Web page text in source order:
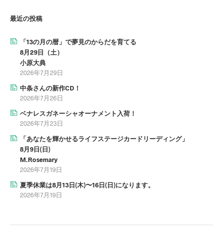
最近の投稿
「13の月の暦」で夢見のからだを育てる
8月29日（土）
小原大典
2026年7月29日
中条さんの新作CD！
2026年7月26日
ベナレスガネーシャオーナメント入荷！
2026年7月23日
「あなたを輝かせるライフステージカードリーディング」
8月9日(日)
M.Rosemary
2026年7月19日
夏季休業は8月13日(木)〜16日(日)になります。
2026年7月19日